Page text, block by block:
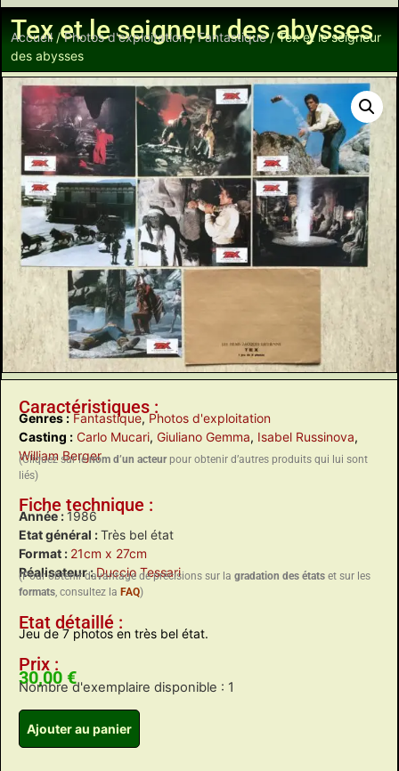
Tex et le seigneur des abysses
Accueil/Photos d'exploitation/Fantastique/ Tex et le seigneur
des abysses
Caractéristiques :
Genres : Fantastique,Photos d'exploitation
Casting : Carlo Mucari, Giuliano Gemma, Isabel Russinova,
William Berger
(Cliquez sur lenom d’un acteurpour obtenir d’autres produits qui lui sont
liés)
Fiche technique :
Année : 1986
Etat général :Très bel état
Format : 21cm x 27cm
Réalisateur :Duccio Tessari
(Pour obtenir davantage de précisions sur la gradation des états et sur les
formats, consultez la FAQ)
Etat détaillé :
Jeu de 7 photos en très bel état.
Prix :
30,00 €
Nombre d'exemplaire disponible : 1
Ajouter au panier